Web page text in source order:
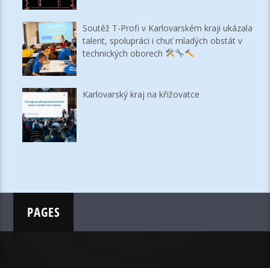
Soutěž T-Profi v Karlovarském kraji ukázala
talent, spolupráci i chuť mladých obstát v
technických oborech
Karlovarský kraj na křižovatce
PAGES